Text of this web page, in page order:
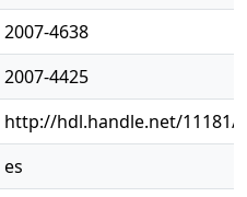
2007-4638
2007-4425
http://hdl.handle.net/11181/
es